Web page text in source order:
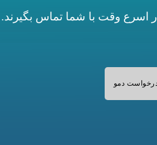
اسرع وقت با شما تماس بگیرند.
دمو